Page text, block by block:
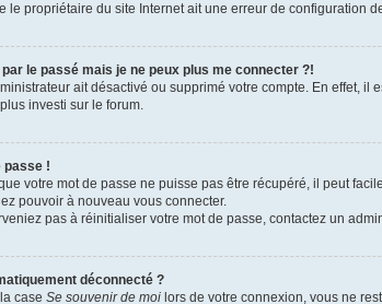
le propriétaire du site Internet ait une erreur de configuration
le passé mais je ne peux plus me connecter ?!
ait désactivé ou supprimé votre compte. En
investi sur le forum.
passe !
votre mot de passe ne puisse pas être récupéré, il peut
pouvoir à nouveau vous connecter.
pas à réinitialiser votre mot de passe, contactez un
déconnecté ?
case Se souvenir de moi lors de votre connexion, vous ne